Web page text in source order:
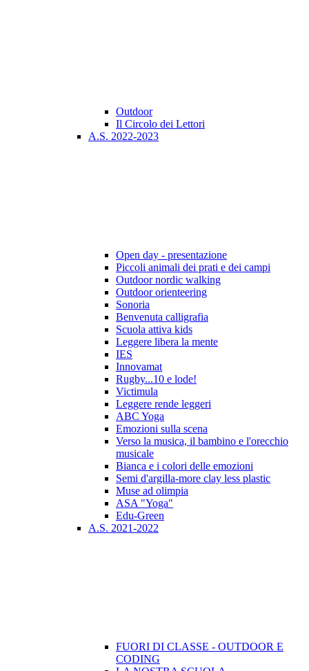
Outdoor
Il Circolo dei Lettori
A.S. 2022-2023
Open day - presentazione
Piccoli animali dei prati e dei campi
Outdoor nordic walking
Outdoor orienteering
Sonoria
Benvenuta calligrafia
Scuola attiva kids
Leggere libera la mente
IES
Innovamat
Rugby...10 e lode!
Victimula
Leggere rende leggeri
ABC Yoga
Emozioni sulla scena
Verso la musica, il bambino e l'orecchio
musicale
Bianca e i colori delle emozioni
Semi d'argilla-more clay less plastic
Muse ad olimpia
ASA "Yoga"
Edu-Green
A.S. 2021-2022
FUORI DI CLASSE - OUTDOOR E
CODING